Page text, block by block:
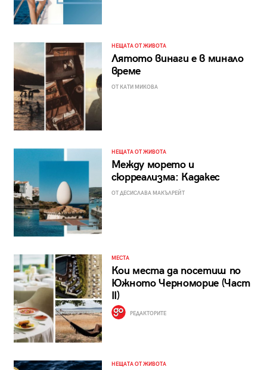
НЕЩАТА ОТ ЖИВОТА
Лятото винаги е в минало
време
ОТ КАТИ МИКОВА
НЕЩАТА ОТ ЖИВОТА
Между морето и
сюрреализма: Кадакес
ОТ ДЕСИСЛАВА МАКЪЛРЕЙТ
МЕСТА
Кои места да посетиш по
Южното Черноморие (Част
II)
РЕДАКТОРИТЕ
НЕЩАТА ОТ ЖИВОТА